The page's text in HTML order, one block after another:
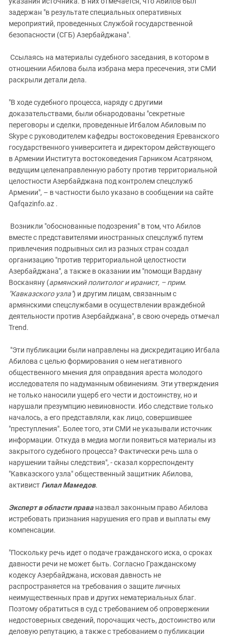
задержан "в результате специальных оперативных
мероприятий, проведенных Службой государственной
безопасности (СГБ) Азербайджана".
Ссылаясь на материалы судебного заседания, в котором в
отношении Абилова была избрана мера пресечения, эти СМИ
раскрыли детали дела.
"В ходе судебного процесса, наряду с другими
доказательствами, были обнародованы "секретные
переговоры и сделки, проведенные Игбалом Абиловым по
Skype с руководителем кафедры востоковедения Ереванского
государственного университета и директором действующего
в Армении Института востоковедения Гарником Асатряном,
ведущим целенаправленную работу против территориальной
целостности Азербайджана под контролем спецслужб
Армении", – в частности было указано в сообщении на сайте
Qafqazinfo.az .
Возникли "обоснованные подозрения" в том, что Абилов
вместе с представителями иностранных спецслужб путем
привлечения подрывных сил из разных стран создал
организацию "против территориальной целостности
Азербайджана", а также в оказании им "помощи Вардану
Восканяну (армянский политолог и иранист, – прим.
"Кавказского узла") и другим лицам, связанным с
армянскими спецслужбами в осуществлении враждебной
деятельности против Азербайджана", в свою очередь отмечал
Trend.
"Эти публикации были направлены на дискредитацию Игбала
Абилова с целью формирования о нем негативного
общественного мнения для оправдания ареста молодого
исследователя по надуманным обвинениям. Эти утверждения
не только наносили ущерб его чести и достоинству, но и
нарушали презумпцию невиновности. Ибо следствие только
началось, а его представляли, как лицо, совершившее
"преступления". Более того, эти СМИ не указывали источник
информации. Откуда в медиа могли появиться материалы из
закрытого судебного процесса? Фактически речь шла о
нарушении тайны следствия", - сказал корреспонденту
"Кавказского узла" общественный защитник Абилова,
активист Гилал Мамедов.
Эксперт в области права назвал законным право Абилова
истребовать признания нарушения его прав и выплаты ему
компенсации.
"Поскольку речь идет о подаче гражданского иска, о сроках
давности речи не может быть. Согласно Гражданскому
кодексу Азербайджана, исковая давность не
распространяется на требования о защите личных
неимущественных прав и других нематериальных благ.
Поэтому обратиться в суд с требованием об опровержении
недостоверных сведений, порочащих честь, достоинство или
деловую репутацию, а также с требованием о публикации